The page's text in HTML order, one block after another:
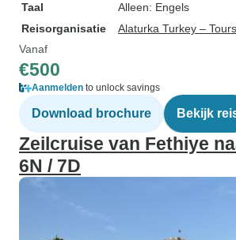
Taal
Alleen: Engels
Reisorganisatie
Alaturka Turkey –
Vanaf
€500
Aanmelden to unlock savings
Download brochure Bekijk
Zeilcruise van Fethiye
6N / 7D